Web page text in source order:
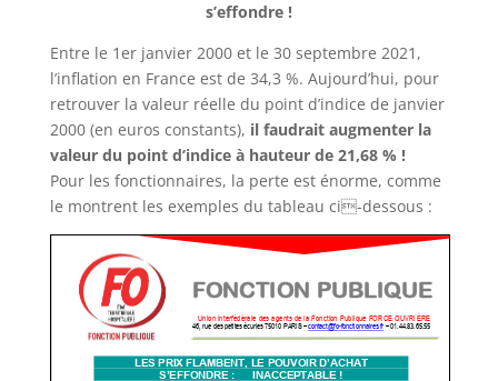
s’effondre !
Entre le 1er janvier 2000 et le 30 septembre 2021,
l’inflation en France est de 34,3 %. Aujourd’hui, pour
retrouver la valeur réelle du point d’indice de janvier
2000 (en euros constants), il faudrait augmenter la
valeur du point d’indice à hauteur de 21,68 % !
Pour les fonctionnaires, la perte est énorme, comme
le montrent les exemples du tableau ci-dessous :